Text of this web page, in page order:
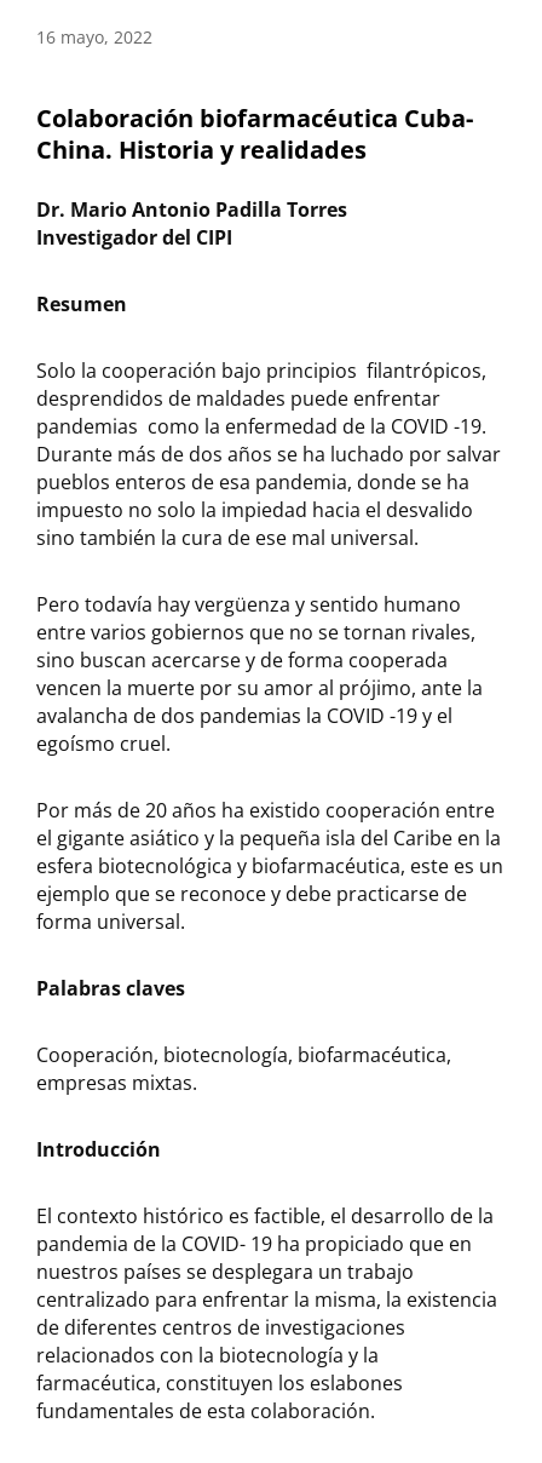
16 mayo, 2022
Colaboración biofarmacéutica Cuba-
China. Historia y realidades
Dr. Mario Antonio Padilla Torres
Investigador del CIPI
Resumen
Solo la cooperación bajo principios filantrópicos,
desprendidos de maldades puede enfrentar
pandemias como la enfermedad de la COVID -19.
Durante más de dos años se ha luchado por salvar
pueblos enteros de esa pandemia, donde se ha
impuesto no solo la impiedad hacia el desvalido
sino también la cura de ese mal universal.
Pero todavía hay vergüenza y sentido humano
entre varios gobiernos que no se tornan rivales,
sino buscan acercarse y de forma cooperada
vencen la muerte por su amor al prójimo, ante la
avalancha de dos pandemias la COVID -19 y el
egoísmo cruel.
Por más de 20 años ha existido cooperación entre
el gigante asiático y la pequeña isla del Caribe en la
esfera biotecnológica y biofarmacéutica, este es un
ejemplo que se reconoce y debe practicarse de
forma universal.
Palabras claves
Cooperación, biotecnología, biofarmacéutica,
empresas mixtas.
Introducción
El contexto histórico es factible, el desarrollo de la
pandemia de la COVID- 19 ha propiciado que en
nuestros países se desplegara un trabajo
centralizado para enfrentar la misma, la existencia
de diferentes centros de investigaciones
relacionados con la biotecnología y la
farmacéutica, constituyen los eslabones
fundamentales de esta colaboración.